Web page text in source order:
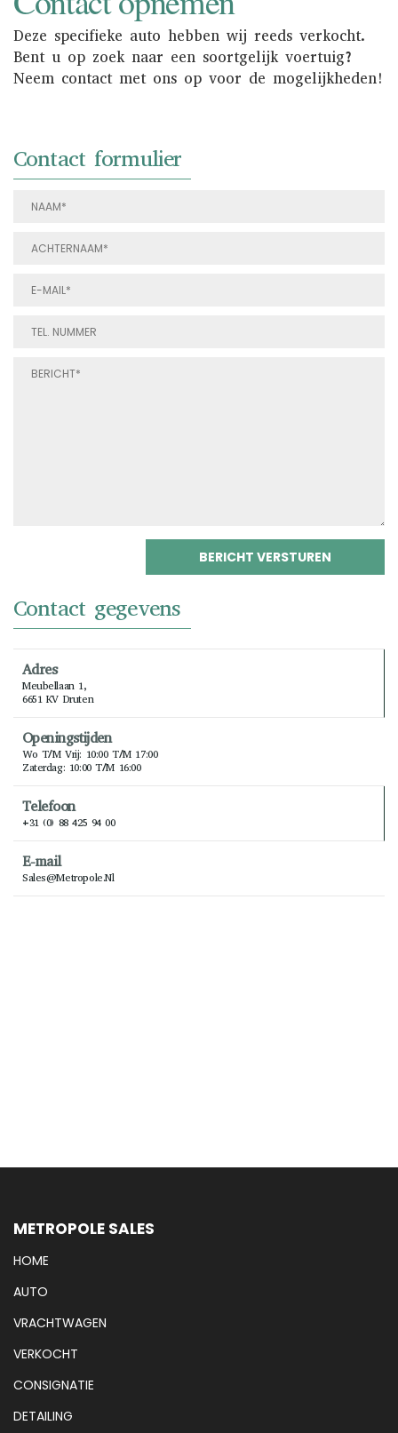
Deze specifieke auto hebben wij reeds verkocht.
Bent u op zoek naar een soortgelijk voertuig?
Neem contact met ons op voor de mogelijkheden!
Contact formulier
Contact gegevens
Adres
Meubellaan 1,
6651 KV Druten
Openingstijden
Wo T/m Vrij: 10:00 T/m 17:00
Zaterdag: 10:00 T/m 16:00
Telefoon
+31 (0) 88 425 94 00
E-mail
Sales@metropole.nl
METROPOLE SALES
HOME
AUTO
VRACHTWAGEN
VERKOCHT
CONSIGNATIE
DETAILING